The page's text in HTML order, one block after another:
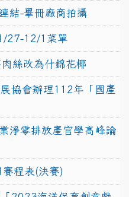
結-畢冊廠商拍攝
27-12/1菜單
絲改為什錦花椰
協會辦理112年「國產
淨零排放產官學高峰論
程表(決賽)